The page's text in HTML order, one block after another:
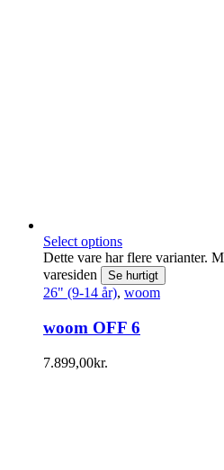
Select options
Dette vare har flere varianter.
varesiden
Se hurtigt
26" (9-14 år), woom
woom OFF 6
7.899,00kr.